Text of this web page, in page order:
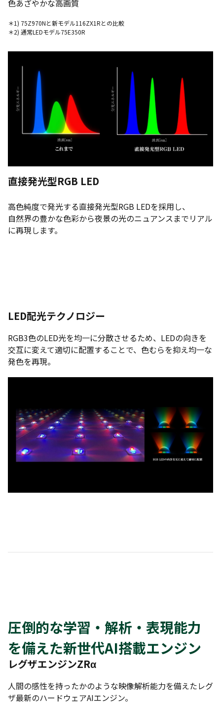
色あざやかな高画質
＊1) 75Z970Nと新モデル116ZX1Rとの比較
＊2) 通常LEDモデル75E350R
直接発光型RGB LED
高色純度で発光する直接発光型RGB LEDを採用し、
自然界の豊かな色彩から夜景の光のニュアンスまでリアル
に再現します。
LED配光テクノロジー
RGB3色のLED光を均一に分散させるため、LEDの向きを
交互に変えて適切に配置することで、色むらを抑え均一な
発色を再現。
圧倒的な学習・解析・表現能力
を備えた新世代AI搭載エンジン
レグザエンジンZRα
人間の感性を持ったかのような映像解析能力を備えたレグ
ザ最新のハードウェアAIエンジン。